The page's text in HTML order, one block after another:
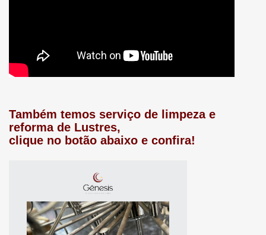
Também temos serviço de limpeza e
reforma de Lustres,
clique no botão abaixo e confira!